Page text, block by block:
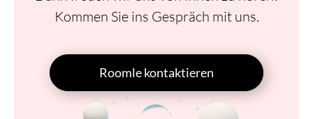
Kommen Sie ins Gespräch mit uns.
Roomle kontaktieren